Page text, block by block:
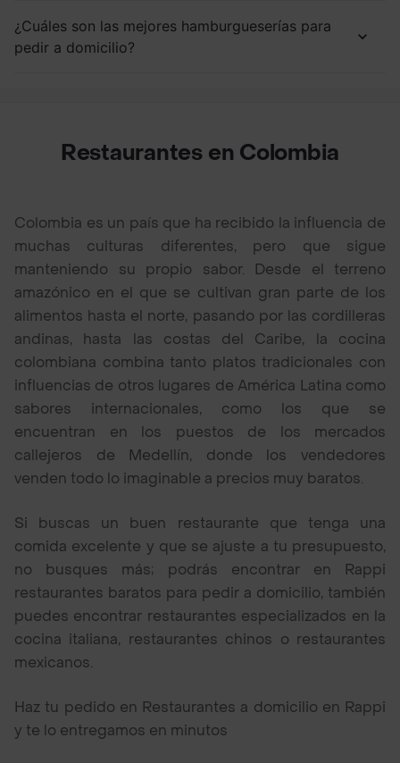
¿Cuáles son las mejores hamburgueserías para
pedir a domicilio?
Restaurantes en Colombia
Colombia es un país que ha recibido la influencia de
muchas culturas diferentes, pero que sigue
manteniendo su propio sabor. Desde el terreno
amazónico en el que se cultivan gran parte de los
alimentos hasta el norte, pasando por las cordilleras
andinas, hasta las costas del Caribe, la cocina
colombiana combina tanto platos tradicionales con
influencias de otros lugares de América Latina como
sabores internacionales, como los que se
encuentran en los puestos de los mercados
callejeros de Medellín, donde los vendedores
venden todo lo imaginable a precios muy baratos.
Si buscas un buen restaurante que tenga una
comida excelente y que se ajuste a tu presupuesto,
no busques más; podrás encontrar en Rappi
restaurantes baratos para pedir a domicilio, también
puedes encontrar restaurantes especializados en la
cocina italiana, restaurantes chinos o restaurantes
mexicanos.
Haz tu pedido en Restaurantes a domicilio en Rappi
y te lo entregamos en minutos